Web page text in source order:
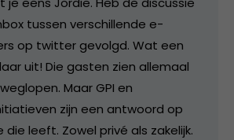
tussen verschillende e-
op twitter gevolgd. Wat een
uit! Die gasten zien allemaal
Maar GPI en
zijn een antwoord op
leeft. Zowel privé als zakelijk.